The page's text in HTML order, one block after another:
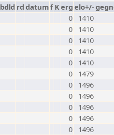
bdld rd datumf Kerg elo+/-
0
1410
0
1410
0
1410
0
1410
0
1410
0
1479
0
1496
0
1496
0
1496
0
1496
0
1496